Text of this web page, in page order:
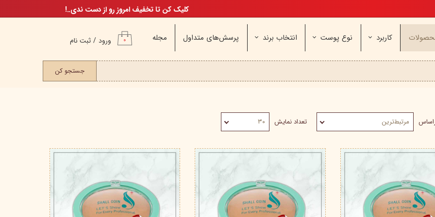
کاربرد
عطر - ادکلن
بادی میست
دئودرانت - مام
نوع پوست انتخاب برند
نیوره بیول
ایپک
سریتا آمبرلا
آتوپیا
ویتابلا سینره
پنکاف
فولیکا سیلکر
دلفین
نو‌ آکنه
یونی لد هرمودر
کاسپین
پرسش‌های متداول مجله ورود / ثبت نام
تغییر گذر واژه
۰
جستجو کن
کلیک کن تا تخفیف امروز رو از دست ندی..!
مرتبط‌ترین تعداد نمایش ۳۰